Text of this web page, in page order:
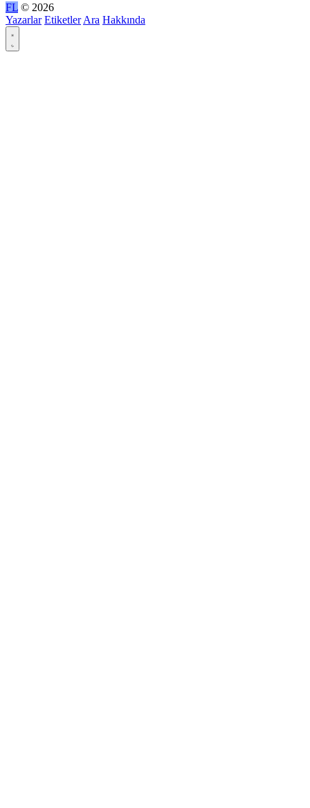
FL © 2026
Yazarlar Etiketler Ara Hakkında